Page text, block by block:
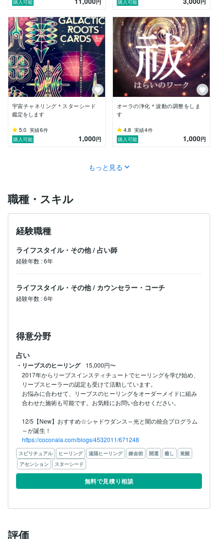
でのカウンセリングは提供することができません。
◯その他
・効果を感じていただけなかった場合は施術完了日から
１週間以内にご相談下さい。誠実に対応させていただき
ます。（１週間を過ぎた場合は対応できません）
・購入後キャンセルされるなど、こちらのヒーリングと
相性が合わないお客様からの再度のご購入はお断りいた
します。また、こちらではお手伝いできないと判断した
場合はお断りすることもあります。
・機密保持契約に同意し活動しております。個人情報、
プライバシーの保護、守秘義務の徹底に努めます。
・リーブスインスティチュートの行動倫理規範に沿って
購入可能
円
購入可能
円
宇宙チャネリング＊スターシード
鑑定をします
5.0 実績6件
購入可能
1,000円
オーラの浄化＊波動の調整をしま
す
4.8 実績4件
購入可能
1,000円
もっと見る
職種・スキル
経験職種
ライフスタイル・その他 / 占い師
経験年数 :6年
ライフスタイル・その他 / カウンセラー・コーチ
経験年数 :6年
得意分野
占い
・リーブスのヒーリング
15,000円〜
2017年からリーブスインスティチュートでヒーリングを学び始め、
リーブスヒーラーの認定も受けて活動しています。
お悩みに合わせて、リーブスのヒーリングをオーダーメイドに組み
合わせた施術も可能です。お気軽にお問い合わせください。
12/5【New】おすすめ☆シャドウダンス～光と闇の統合プログラム
https://coconala.com/blogs/4532011/671248
スピリチュアル ヒーリング 遠隔ヒーリング 錬金術 開運 癒し
覚醒
アセンション
スターシード
無料で見積り相談
評価